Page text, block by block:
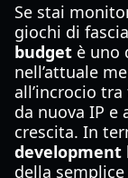
Se stai
giochi di
budget è uno
nell’attuale
all’incrocio
da nuova IP
crescita. In
development
della